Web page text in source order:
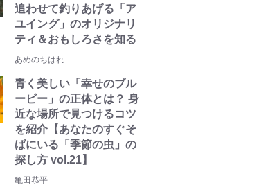
追わせて釣りあげる「ア
ユイング」のオリジナリ
ティ＆おもしろさを知る
あめのちはれ
青く美しい「幸せのブル
ービー」の正体とは？ 身
近な場所で見つけるコツ
を紹介【あなたのすぐそ
ばにいる「季節の虫」の
探し方 vol.21】
亀田恭平